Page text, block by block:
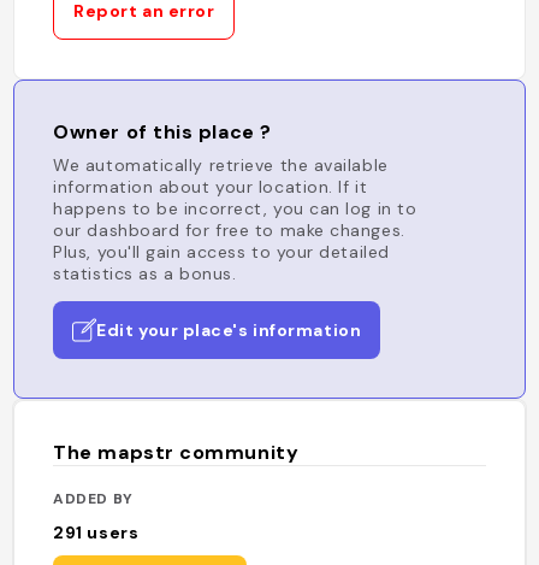
Report an error
Owner of this place ?
We automatically retrieve the available
information about your location. If it
happens to be incorrect, you can log in to
our dashboard for free to make changes.
Plus, you'll gain access to your detailed
statistics as a bonus.
Edit your place's information
The mapstr community
ADDED BY
291 users